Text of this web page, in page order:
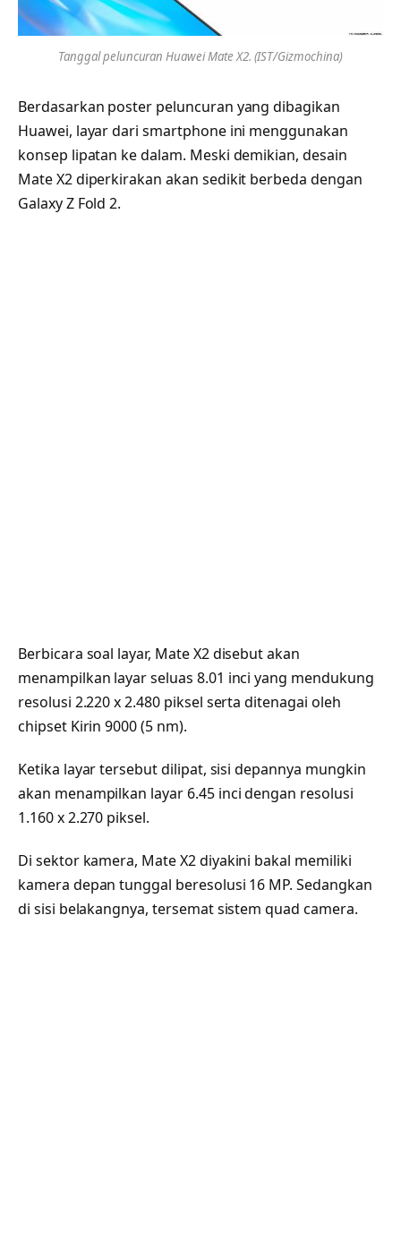
Tanggal peluncuran Huawei Mate X2. (IST/Gizmochina)
Berdasarkan poster peluncuran yang dibagikan
Huawei, layar dari smartphone ini menggunakan
konsep lipatan ke dalam. Meski demikian, desain
Mate X2 diperkirakan akan sedikit berbeda dengan
Galaxy Z Fold 2.
Berbicara soal layar, Mate X2 disebut akan
menampilkan layar seluas 8.01 inci yang mendukung
resolusi 2.220 x 2.480 piksel serta ditenagai oleh
chipset Kirin 9000 (5 nm).
Ketika layar tersebut dilipat, sisi depannya mungkin
akan menampilkan layar 6.45 inci dengan resolusi
1.160 x 2.270 piksel.
Di sektor kamera, Mate X2 diyakini bakal memiliki
kamera depan tunggal beresolusi 16 MP. Sedangkan
di sisi belakangnya, tersemat sistem quad camera.